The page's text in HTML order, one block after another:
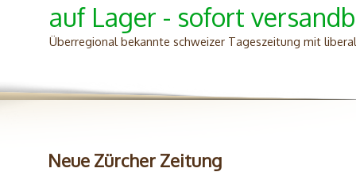
auf Lager - sofort
Überregional bekannte schweizer Tageszeitung mit
Neue Zürcher Zeitung